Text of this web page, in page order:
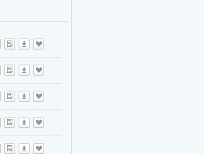
歌 下 收
歌 下 收
歌 下 收
歌 下 收